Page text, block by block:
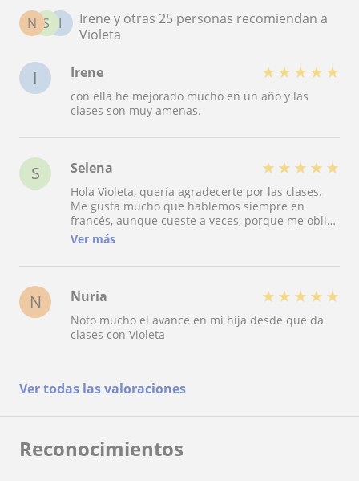
I
S
N
Irene y otras 25 personas recomiendan a
Violeta
I Irene ★ ★ ★ ★ ★
con ella he mejorado mucho en un año y las
clases son muy amenas.
S Selena ★ ★ ★ ★ ★
Hola Violeta, quería agradecerte por las clases.
Me gusta mucho que hablemos siempre en
francés, aunque cueste a veces, porque me obliga
a esforzarme y creo que así es como realmente se
cómoda participando. El ritmo de la clase me
bien. Como sugerencia, estaría bien tener un
poco más de práctica oral o actividades
diferentes para mejorar la expresión. También
me gustaría recibir algo más de
Ver más
N Nuria ★ ★ ★ ★ ★
Noto mucho el avance en mi hija desde que da
clases con Violeta
Ver todas las valoraciones
Reconocimientos